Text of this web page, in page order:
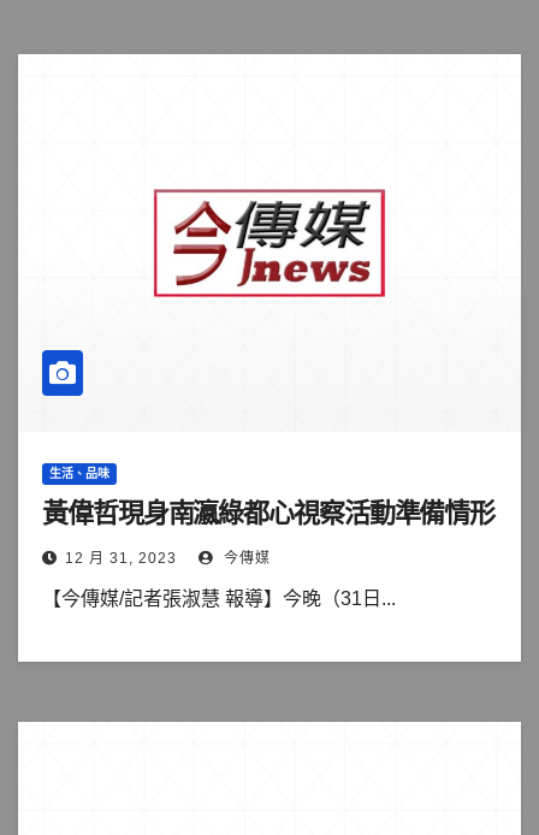
生活、品味
黃偉哲現身南瀛綠都心視察活動準備情形
12 月 31, 2023 今傳媒
【今傳媒/記者張淑慧 報導】今晚（31日...